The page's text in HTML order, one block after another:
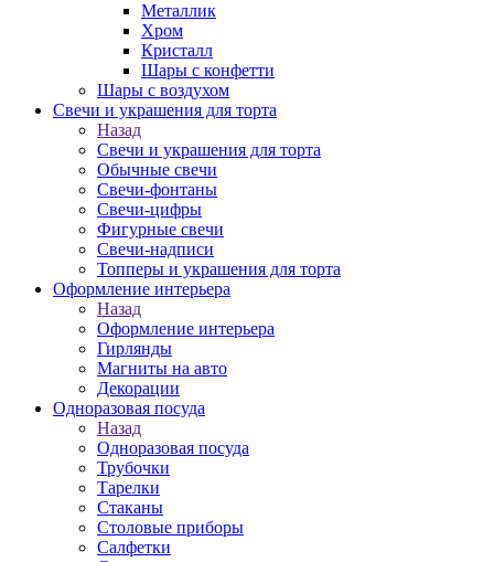
Металлик
Хром
Кристалл
Шары с конфетти
Шары с воздухом
Свечи и украшения для торта
Назад
Свечи и украшения для торта
Обычные свечи
Свечи-фонтаны
Свечи-цифры
Фигурные свечи
Свечи-надписи
Топперы и украшения для торта
Оформление интерьера
Назад
Оформление интерьера
Гирлянды
Магниты на авто
Декорации
Одноразовая посуда
Назад
Одноразовая посуда
Трубочки
Тарелки
Стаканы
Столовые приборы
Салфетки